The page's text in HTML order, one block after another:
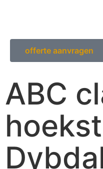
offerte aanvragen
ABC